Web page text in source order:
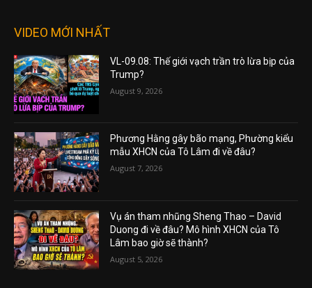
VIDEO MỚI NHẤT
VL-09.08: Thế giới vạch trần trò lừa bịp của
Trump?
August 9, 2026
Phương Hằng gây bão mạng, Phường kiểu
mẫu XHCN của Tô Lâm đi về đâu?
August 7, 2026
Vụ án tham nhũng Sheng Thao – David
Duong đi về đâu? Mô hình XHCN của Tô
Lâm bao giờ sẽ thành?
August 5, 2026